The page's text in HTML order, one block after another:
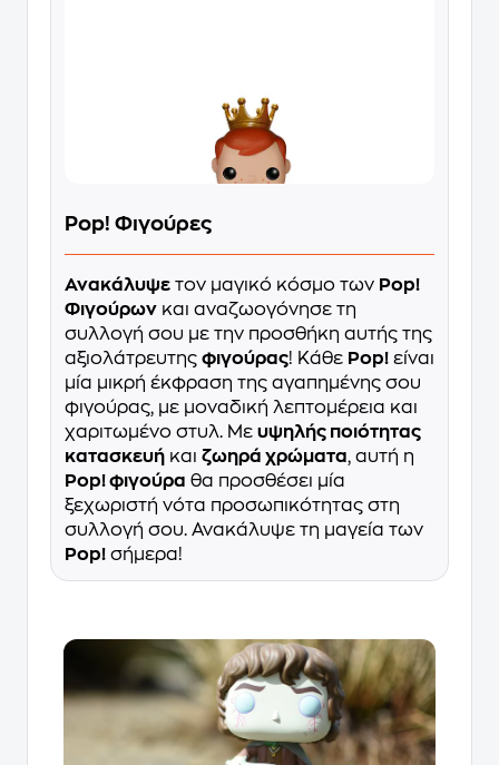
Pop! Φιγούρες
Ανακάλυψε τον μαγικό κόσμο των Pop!
Φιγούρων και αναζωογόνησε τη
συλλογή σου με την προσθήκη αυτής της
αξιολάτρευτης φιγούρας! Κάθε Pop! είναι
μία μικρή έκφραση της αγαπημένης σου
φιγούρας, με μοναδική λεπτομέρεια και
χαριτωμένο στυλ. Με υψηλής ποιότητας
κατασκευή και ζωηρά χρώματα, αυτή η
Pop! φιγούρα θα προσθέσει μία
ξεχωριστή νότα προσωπικότητας στη
συλλογή σου. Ανακάλυψε τη μαγεία των
Pop! σήμερα!